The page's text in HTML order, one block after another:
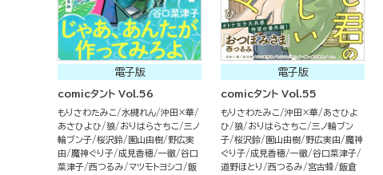
電子版
comicタント Vol.56
もりさわたみこ 水槻れん 沖田×華
あさひよひ
狼 おりはらさちこ
三ノ
輪ブン子 桜沢鈴 園山由樹
野広実
由
魔神ぐり子 成見香穂 一徹 谷口
菜津子 西つるみ マツモトヨシコ
飯
電子版
comicタント Vol.55
もりさわたみこ 沖田×華
あさひよ
ひ
狼 おりはらさちこ
三ノ輪ブン
子 桜沢鈴 園山由樹 野広実由
魔神
ぐり子 成見香穂 一徹 谷口菜津子
道野ほとり
西つるみ 宮古蜂
飯倉